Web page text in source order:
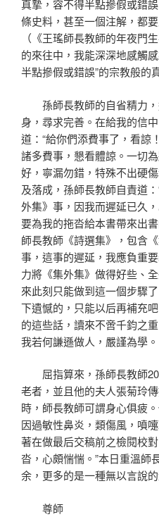
真摯，容不得半點摻假或錯
條史料，甚至一個注解，都
（《王瑤師長教師的年夜門
的來往中，我能深深地感觸
半點摻假或錯誤”的宗教般的
孫師長教師的自省精力
身，尋求完善。在給我的信
道：“給你們添費事了，看諒
諸多費事，懇看體諒。一切
好，寧漏勿錯，特殊不出硬
及落成，孫師長教師自責道
外集》事，因我而遲延已久
要為我的拖沓給本書帶來出
師長教師《詩選集》，包含
事，這事的遲延，我應負重
力將《集外集》做得好些、
來此刻只能做到這一個步驟
下遺憾的，只能以后再補充
的這些話，讀來不啻千鈞之
我若何謙遜做人，嚴謹為學。
屈指算來，孫師長教師
老者，並且他的夫人張菊玲
時，師長教師可謂身心俱疲
因過敏性鼻炎，類傷風，噴
著在做最后交稿前之檢閱校
沓，心頗惴惴。”本日重溫師
余，更多的是一種無以言說的
尊師